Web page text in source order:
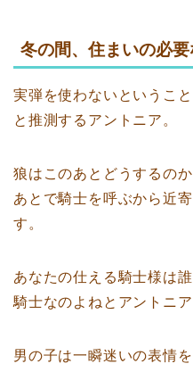
冬の間、住まいの必
実弾を使わないというこ
と推測するアントニア。
狼はこのあとどうするの
あとで騎士を呼ぶから近
す。
あなたの仕える騎士様は
騎士なのよねとアントニア
男の子は一瞬迷いの表情